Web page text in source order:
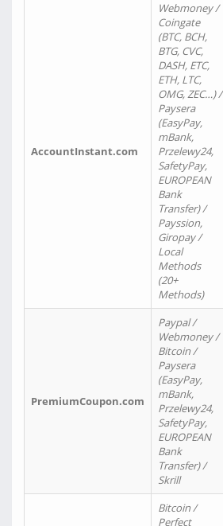
AccountInstant.com
Webmoney /
Coingate
(BTC, BCH,
BTG, CVC,
DASH, ETC,
ETH, LTC,
OMG, ZEC…) /
Paysera
(EasyPay,
mBank,
Przelewy24,
SafetyPay,
EUROPEAN
Bank
Transfer) /
Payssion,
Giropay /
Local
Methods
(20+
Methods)
PremiumCoupon.com
Paypal /
Webmoney /
Bitcoin /
Paysera
(EasyPay,
mBank,
Przelewy24,
SafetyPay,
EUROPEAN
Bank
Transfer) /
Skrill
Bitcoin /
Perfect